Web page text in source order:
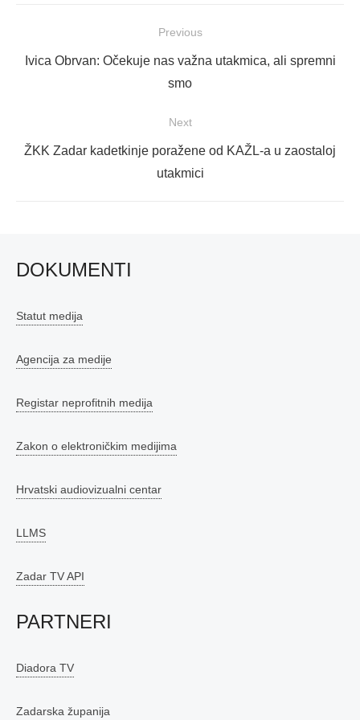
objava
Previous
Previous
Ivica Obrvan: Očekuje nas važna utakmica, ali spremni
smo
Next
Next
ŽKK Zadar kadetkinje poražene od KAŽL-a u zaostaloj
utakmici
DOKUMENTI
Statut medija
Agencija za medije
Registar neprofitnih medija
Zakon o elektroničkim medijima
Hrvatski audiovizualni centar
LLMS
Zadar TV API
PARTNERI
Diadora TV
Zadarska županija